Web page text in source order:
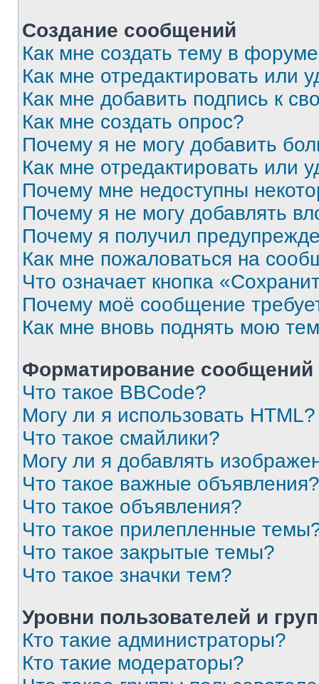
Создание сообщений
Как мне создать тему в
Как мне отредактировать или
Как мне добавить подпись к
Как мне создать опрос?
Почему я не могу добавить
Как мне отредактировать или
Почему мне недоступны
Почему я не могу добавлять
Почему я получил
Как мне пожаловаться на
Что означает кнопка
Почему моё сообщение
Как мне вновь поднять мою
Форматирование
Что такое BBCode?
Могу ли я использовать HTML?
Что такое смайлики?
Могу ли я добавлять
Что такое важные объявления?
Что такое объявления?
Что такое прилепленные
Что такое закрытые темы?
Что такое значки тем?
Уровни пользователей и
Кто такие администраторы?
Кто такие модераторы?